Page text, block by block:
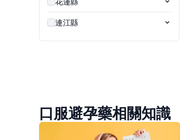
連江縣
口服避孕藥相關知識